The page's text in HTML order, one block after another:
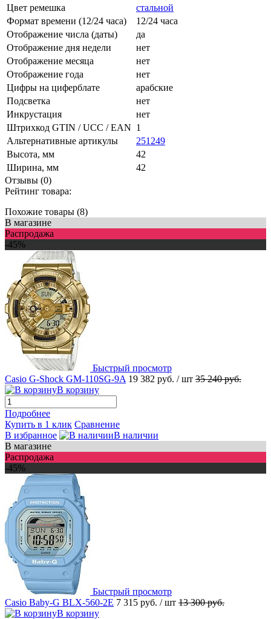
Цвет ремешка
стальной
Формат времени (12/24 часа)
12/24 часа
Отображение числа (даты)
да
Отображение дня недели
нет
Отображение месяца
нет
Отображение года
нет
Цифры на циферблате
арабские
Подсветка
нет
Инкрустация
нет
Штрихкод GTIN / UCC / EAN 1
Альтернативные артикулы
251249
Высота, мм
42
Ширина, мм
42
Отзывы (0)
Рейтинг товара:
Похожие товары (8)
В магазине
Распродажа
-45%
Быстрый просмотр
Casio G-Shock GM-110SG-9A 19 382 руб. / шт 35 240 руб.
В корзину
Подробнее
Купить в 1 клик Сравнение
В избранное
В наличии
В магазине
Распродажа
-45%
Быстрый просмотр
Casio Baby-G BLX-560-2E 7 315 руб. / шт 13 300 руб.
В корзину